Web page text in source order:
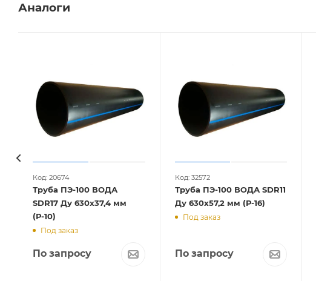
Аналоги
Код: 20674
Труба ПЭ-100 ВОДА
SDR17 Ду 630х37,4 мм
(Р-10)
Под заказ
По запросу
Код: 32572
Труба ПЭ-100 ВОДА SDR11
Ду 630х57,2 мм (Р-16)
Под заказ
По запросу